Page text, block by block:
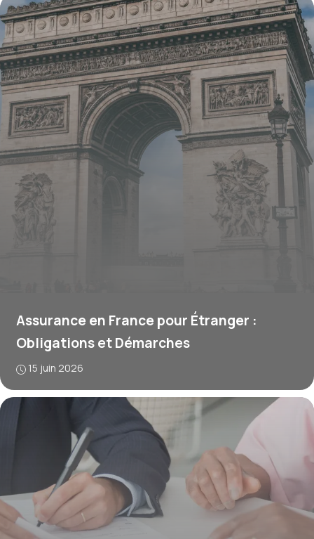
Assurance en France pour Étranger :
Obligations et Démarches
15 juin 2026